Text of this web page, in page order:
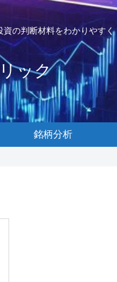
の判断材料をわかりやすく
ック
銘柄分析